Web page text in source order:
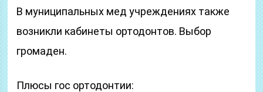
В муниципальных мед учреждениях также
возникли кабинеты ортодонтов. Выбор
громаден.
Плюсы гос ортодонтии: